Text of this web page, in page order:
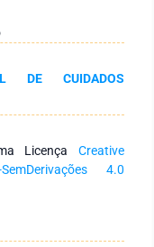
para o feto, a
mostra-se difícil,
legais por parte da
como também
em situações de
de saúde. A
gravidez, não têm
da mulher, como
sensibilação dos
não apenas para o
permitir uma
assim, imperativo
DE CUIDADOS
Licença Creative
4.0